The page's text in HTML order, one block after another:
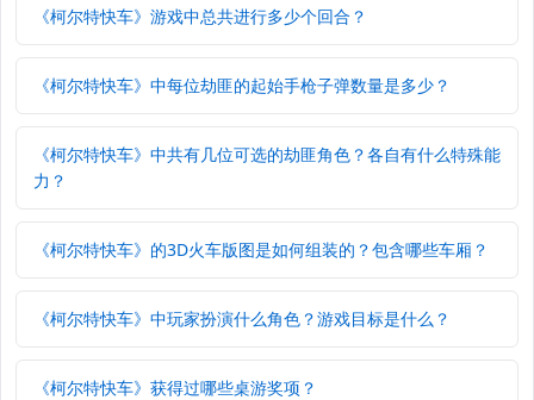
《柯尔特快车》游戏中总共进行多少个回合？
《柯尔特快车》中每位劫匪的起始手枪子弹数量是多少？
《柯尔特快车》中共有几位可选的劫匪角色？各自有什么特殊能
力？
《柯尔特快车》的3D火车版图是如何组装的？包含哪些车厢？
《柯尔特快车》中玩家扮演什么角色？游戏目标是什么？
《柯尔特快车》获得过哪些桌游奖项？